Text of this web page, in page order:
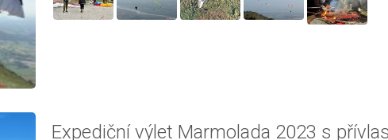
Expediční výlet Marmolada 2023 s